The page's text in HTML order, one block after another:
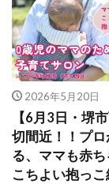
2026年5月20日
【6月3日・堺
切間近！！プロ
る、ママも赤ち
こちよい抱っ